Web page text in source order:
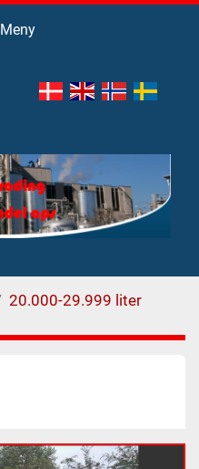
Meny
20.000-29.999 liter